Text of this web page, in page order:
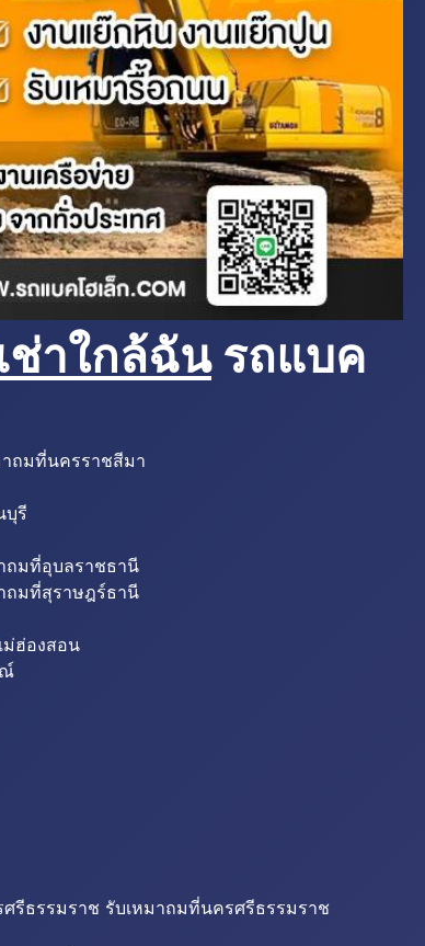
ช่าใกล้ฉันรถแบค
ถมที่นครราชสีมา
บุรี
ถมที่อุบลราชธานี
ถมที่สุราษฎร์ธานี
ม่ฮ่องสอน
ณ์
รีธรรมราช รับเหมาถมที่นครศรีธรรมราช